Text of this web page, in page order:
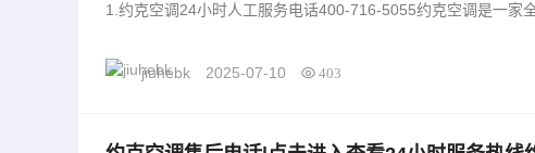
1.约克空调24小时人工服务电话400-716-5055约克空调是一家
jiuhebk 2025-07-10 403